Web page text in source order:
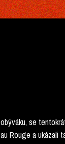
se
Rouge a ukázali